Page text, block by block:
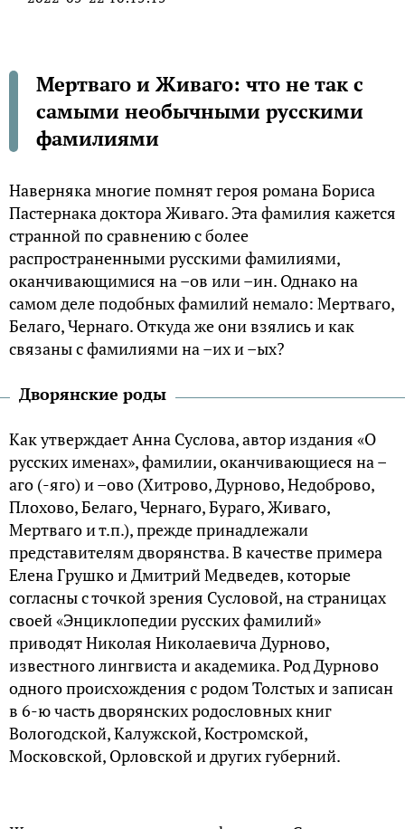
Мертваго и Живаго: что не так с
самыми необычными русскими
фамилиями
Наверняка многие помнят героя романа Бориса
Пастернака доктора Живаго. Эта фамилия кажется
странной по сравнению с более
распространенными русскими фамилиями,
оканчивающимися на –ов или –ин. Однако на
самом деле подобных фамилий немало: Мертваго,
Белаго, Чернаго. Откуда же они взялись и как
связаны с фамилиями на –их и –ых?
Дворянские роды
Как утверждает Анна Суслова, автор издания «О
русских именах», фамилии, оканчивающиеся на –
аго (-яго) и –ово (Хитрово, Дурново, Недоброво,
Плохово, Белаго, Чернаго, Бураго, Живаго,
Мертваго и т.п.), прежде принадлежали
представителям дворянства. В качестве примера
Елена Грушко и Дмитрий Медведев, которые
согласны с точкой зрения Сусловой, на страницах
своей «Энциклопедии русских фамилий»
приводят Николая Николаевича Дурново,
известного лингвиста и академика. Род Дурново
одного происхождения с родом Толстых и записан
в 6-ю часть дворянских родословных книг
Вологодской, Калужской, Костромской,
Московской, Орловской и других губерний.